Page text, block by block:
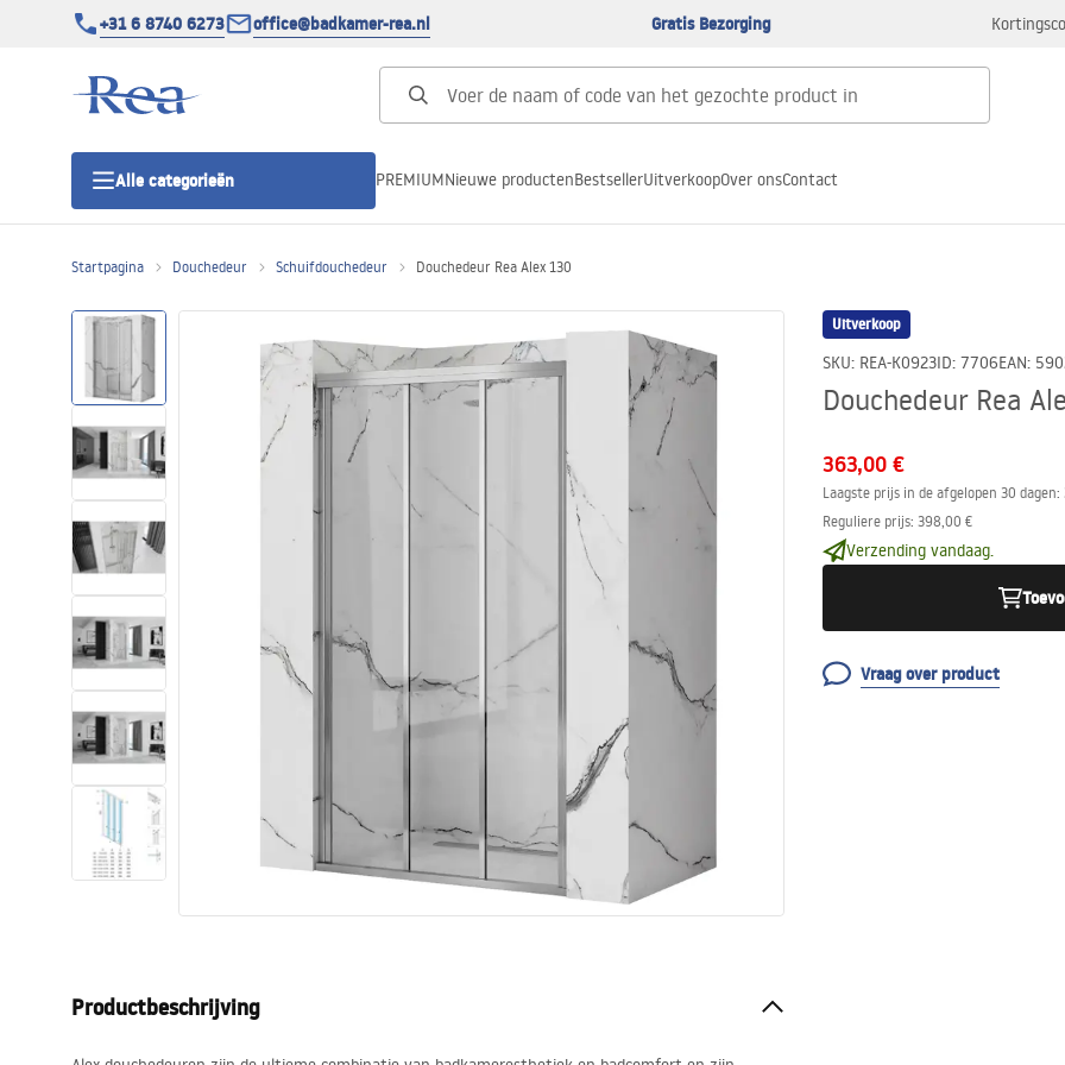
+31 6 8740 6273 office@badkamer-rea.nl Gratis Bezorging
Alle categorieën
Douchedeur
Douchebakken
Lineaire Douchegoten
Toiletten
Wastafels
Baden en badwanden
Kranen
Douches
PREMIUMNieuwe productenBestsellerUitverkoopOver onsContact
Startpagina Douchedeur Schuifdouchedeur Douchedeur Rea Alex 130
Uitverkoop
SKU: REA-K0923ID: 7706EAN:
Douchedeur Rea
363,00 €
Laagste prijs in de afgelopen 30 dagen:
Reguliere prijs: 398,00 €
Verzending vandaag.
Vraag over product
Productbeschrijving